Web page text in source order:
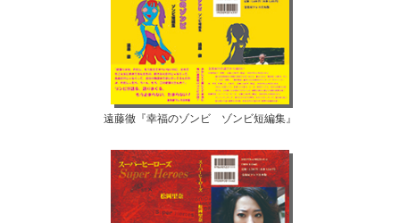
遠藤徹『幸福のゾンビ ゾンビ短編集』